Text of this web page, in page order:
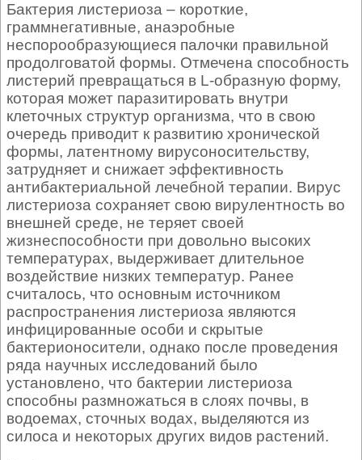
Бактерия листериоза – короткие,
граммнегативные, анаэробные
неспорообразующиеся палочки правильной
продолговатой формы. Отмечена способность
листерий превращаться в L-образную форму,
которая может паразитировать внутри
клеточных структур организма, что в свою
очередь приводит к развитию хронической
формы, латентному вирусоносительству,
затрудняет и снижает эффективность
антибактериальной лечебной терапии. Вирус
листериоза сохраняет свою вирулентность во
внешней среде, не теряет своей
жизнеспособности при довольно высоких
температурах, выдерживает длительное
воздействие низких температур. Ранее
считалось, что основным источником
распространения листериоза являются
инфицированные особи и скрытые
бактерионосители, однако после проведения
ряда научных исследований было
установлено, что бактерии листериоза
способны размножаться в слоях почвы, в
водоемах, сточных водах, выделяются из
силоса и некоторых других видов растений.